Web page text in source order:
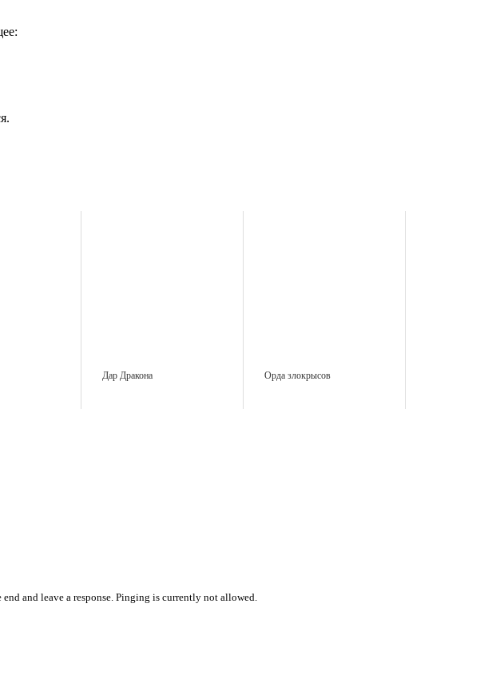
Дар Дракона Орда злокрысов
end and leave a response. Pinging is currently not allowed.